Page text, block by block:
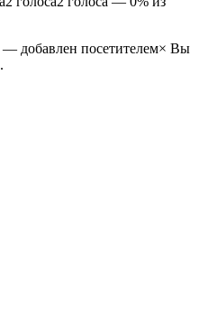
— добавлен посетителем× Вы